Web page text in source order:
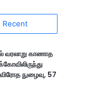
Recent
வரலாறு காணாத
நுழைவு, 57